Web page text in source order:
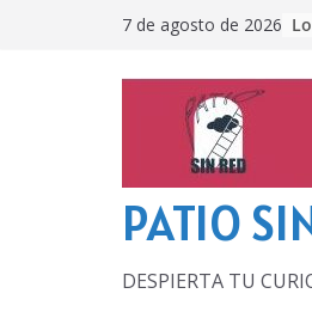
7 de agosto de 2026
PATIO
DESPIERTA TU